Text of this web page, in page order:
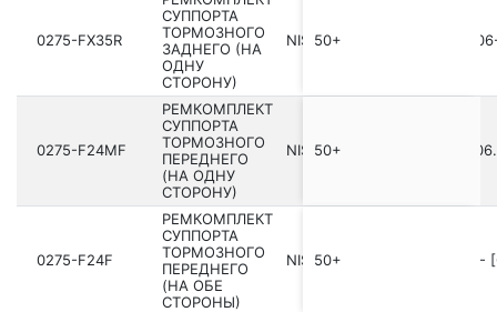
0275-FX35R
СУППОРТА
ТОРМОЗНОГО
ЗАДНЕГО (НА
ОДНУ
СТОРОНУ)
NISSAN SKYLINE V35
50+
0275-F24MF
РЕМКОМПЛЕКТ
СУППОРТА
ТОРМОЗНОГО
ПЕРЕДНЕГО
(НА ОДНУ
СТОРОНУ)
NISSAN CABSTAR F24M
50+
0275-F24F
РЕМКОМПЛЕКТ
СУППОРТА
ТОРМОЗНОГО
ПЕРЕДНЕГО
(НА ОБЕ
СТОРОНЫ)
NISSAN SAFARI Y61 199­7.08-
50+